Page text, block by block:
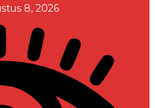
8, 2026oleh